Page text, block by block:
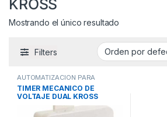
ACCESORIOS (0)
BEBEDEROS(0)
BIODIGESTORES
KROSS
Mostrando el único resultado
Filters
AUTOMATIZACION PARA
PISCINAS,PISCINAS ,TIMERS
TIMER MECANICO DE
VOLTAJE DUAL KROSS
MARCA PANDA